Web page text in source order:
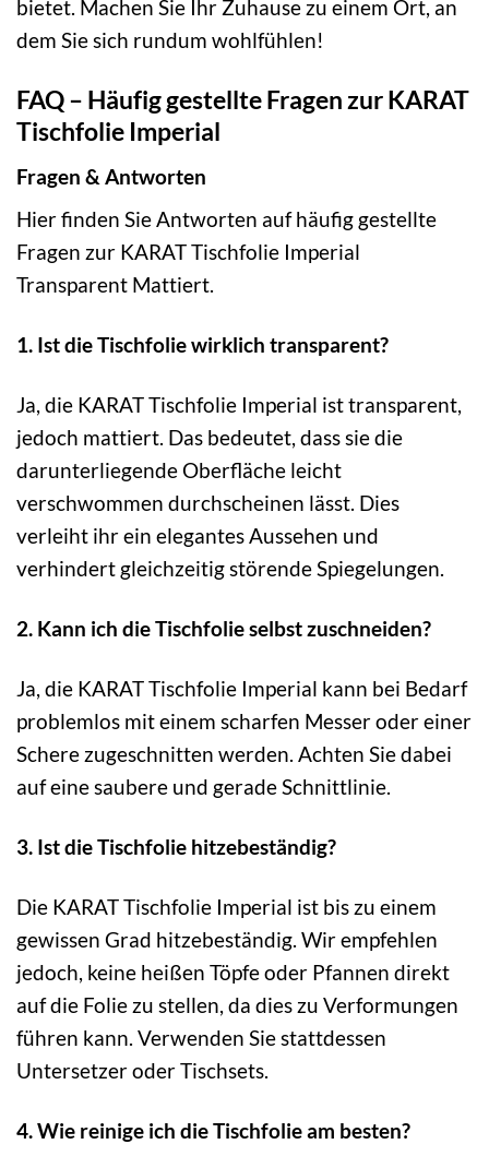
bietet. Machen Sie Ihr Zuhause zu einem Ort, an
dem Sie sich rundum wohlfühlen!
FAQ – Häufig gestellte Fragen zur KARAT
Tischfolie Imperial
Fragen & Antworten
Hier finden Sie Antworten auf häufig gestellte
Fragen zur KARAT Tischfolie Imperial
Transparent Mattiert.
1. Ist die Tischfolie wirklich transparent?
Ja, die KARAT Tischfolie Imperial ist transparent,
jedoch mattiert. Das bedeutet, dass sie die
darunterliegende Oberfläche leicht
verschwommen durchscheinen lässt. Dies
verleiht ihr ein elegantes Aussehen und
verhindert gleichzeitig störende Spiegelungen.
2. Kann ich die Tischfolie selbst zuschneiden?
Ja, die KARAT Tischfolie Imperial kann bei Bedarf
problemlos mit einem scharfen Messer oder einer
Schere zugeschnitten werden. Achten Sie dabei
auf eine saubere und gerade Schnittlinie.
3. Ist die Tischfolie hitzebeständig?
Die KARAT Tischfolie Imperial ist bis zu einem
gewissen Grad hitzebeständig. Wir empfehlen
jedoch, keine heißen Töpfe oder Pfannen direkt
auf die Folie zu stellen, da dies zu Verformungen
führen kann. Verwenden Sie stattdessen
Untersetzer oder Tischsets.
4. Wie reinige ich die Tischfolie am besten?